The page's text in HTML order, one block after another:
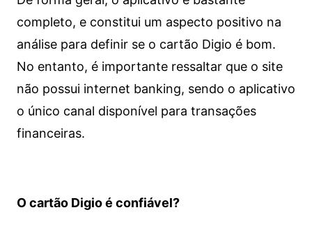
completo, e constitui um aspecto positivo na
análise para definir se o cartão Digio é bom.
No entanto, é importante ressaltar que o site
não possui internet banking, sendo o aplicativo
o único canal disponível para transações
financeiras.
O cartão Digio é confiável?